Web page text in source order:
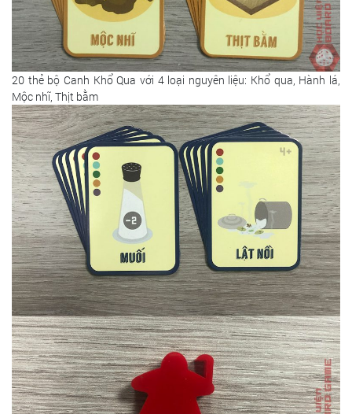
20 thẻ bộ Canh Khổ Qua với 4 loại nguyên liệu: Khổ qua, Hành lá,
Mộc nhĩ, Thịt bằm